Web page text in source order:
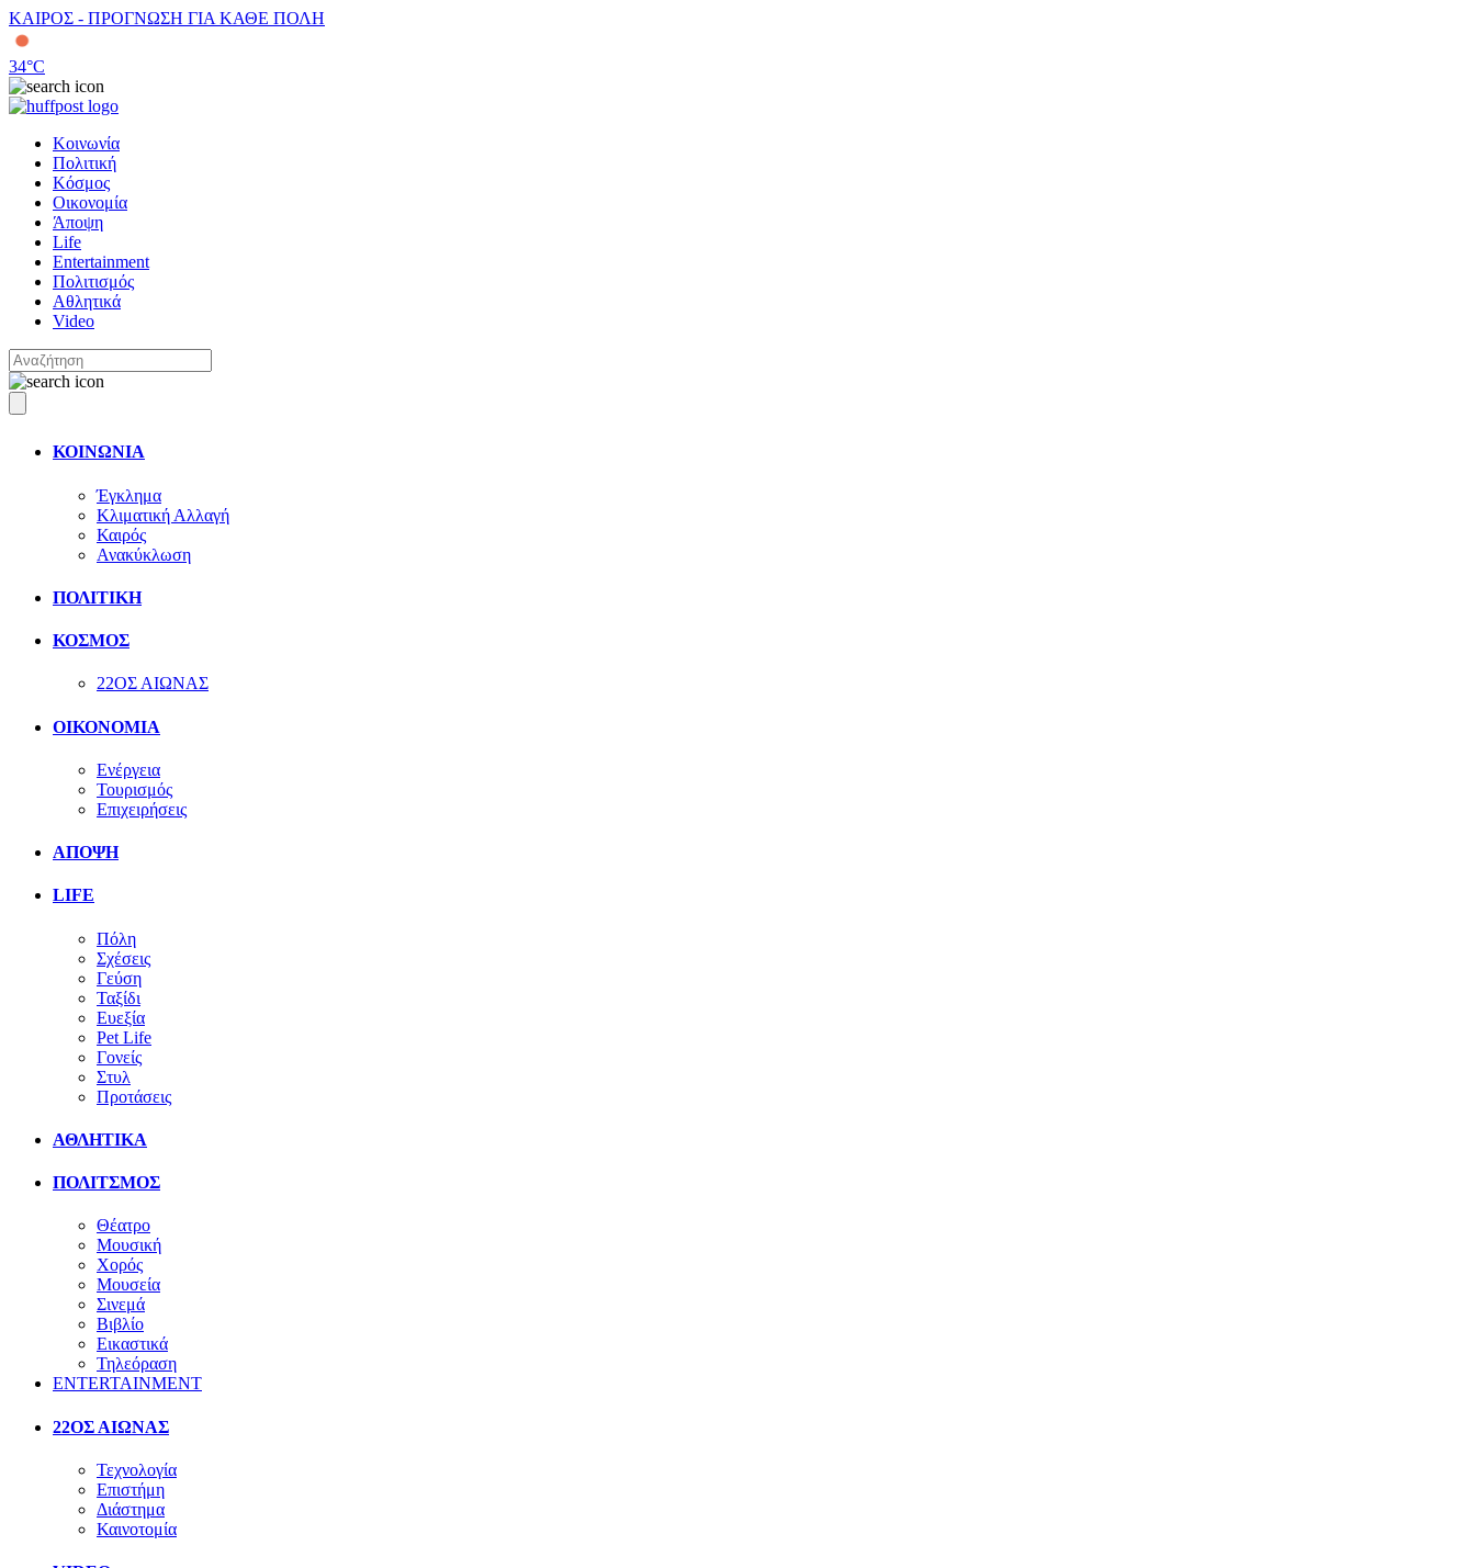
ΚΑΙΡΟΣ - ΠΡΟΓΝΩΣΗ ΓΙΑ ΚΑΘΕ ΠΟΛΗ
34°C
Κοινωνία
Πολιτική
Κόσμος
Οικονομία
Άποψη
Life
Entertainment
Πολιτισμός
Αθλητικά
Video
ΚΟΙΝΩΝΙΑ
Έγκλημα
Κλιματική Αλλαγή
Καιρός
Ανακύκλωση
ΠΟΛΙΤΙΚΗ
ΚΟΣΜΟΣ
22ΟΣ ΑΙΩΝΑΣ
ΟΙΚΟΝΟΜΙΑ
Ενέργεια
Τουρισμός
Επιχειρήσεις
ΑΠΟΨΗ
LIFE
Πόλη
Σχέσεις
Γεύση
Ταξίδι
Ευεξία
Pet Life
Γονείς
Στυλ
Προτάσεις
ΑΘΛΗΤΙΚΑ
ΠΟΛΙΤΣΜΟΣ
Θέατρο
Μουσική
Χορός
Μουσεία
Σινεμά
Βιβλίο
Εικαστικά
Τηλεόραση
ENTERTAINMENT
22ΟΣ ΑΙΩΝΑΣ
Τεχνολογία
Επιστήμη
Διάστημα
Καινοτομία